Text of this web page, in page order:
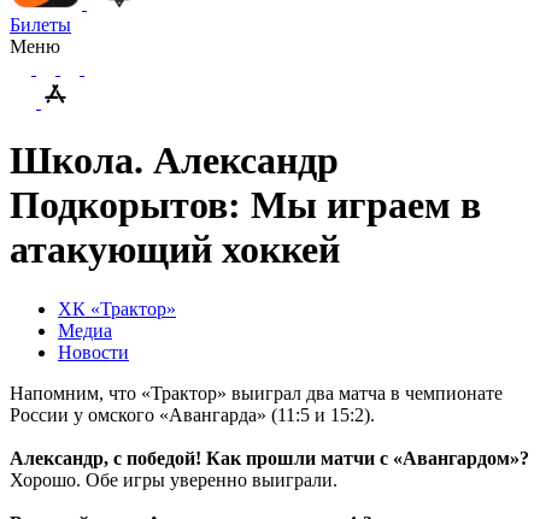
Билеты
Меню
Школа. Александр
Подкорытов: Мы играем в
атакующий хоккей
ХК «Трактор»
Медиа
Новости
Напомним, что «Трактор» выиграл два матча в чемпионате
России у омского «Авангарда» (11:5 и 15:2).
Александр, с победой! Как прошли матчи с «Авангардом»?
Хорошо. Обе игры уверенно выиграли.